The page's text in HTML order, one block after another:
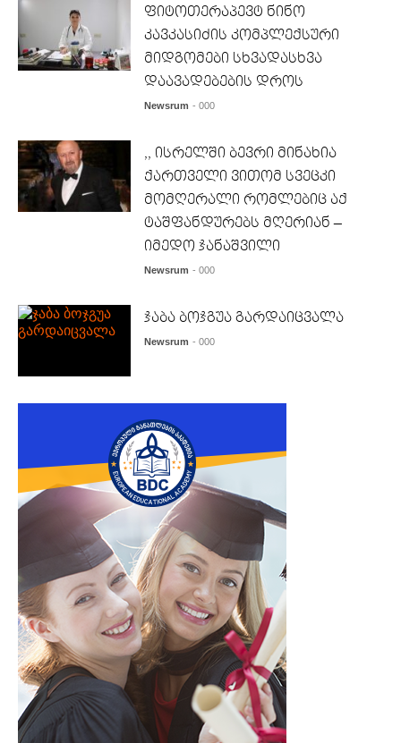
ფიტოთერაპევტ ნინო
კავკასიძის კომპლექსური
მიდგომები სხვადასხვა
დაავადებების დროს
Newsrum - 000
,, ისრელში ბევრი მინახია
ქართველი ვითომ სვეცკი
მომღერალი რომლებიც აქ
ტაშფანდურებს მღერიან –
იმედო ჯანაშვილი
Newsrum - 000
ჯაბა ბოჯგუა გარდაიცვალა
Newsrum - 000